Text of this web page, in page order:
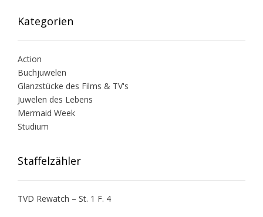
Kategorien
Action
Buchjuwelen
Glanzstücke des Films & TV's
Juwelen des Lebens
Mermaid Week
Studium
Staffelzähler
TVD Rewatch – St. 1 F. 4